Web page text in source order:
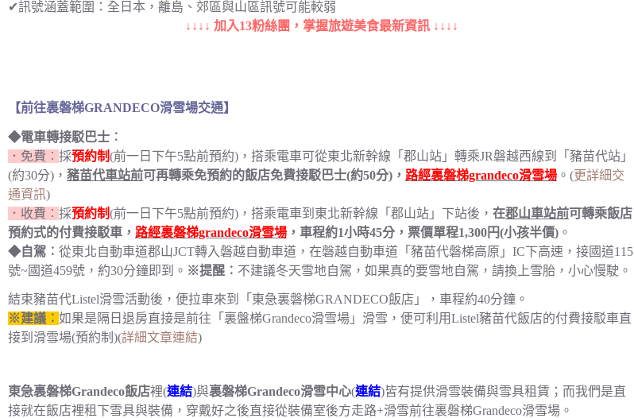
✔訊號涵蓋範圍：全日本，離島、郊區與山區訊號可能較弱
↓↓↓↓ 加入13粉絲團，掌握旅遊美食最新資訊 ↓↓↓↓
【前往裏磐梯GRANDECO滑雪場交通】
◆電車轉接駁巴士︰
．免費︰ 採預約制(前一日下午5點前預約)，搭乘電車可從東北新幹線「郡山站」轉乘JR磐越西線到「豬苗代站」
(約30分)， 豬苗代車站前可再轉乘免預約的飯店免費接駁巴士(約50分)， 路經裏磐梯grandeco滑雪場 。(更詳細交
通資訊)
．收費︰ 採預約制(前一日下午5點前預約)，搭乘電車到東北新幹線「郡山站」下站後， 在郡山車站前可轉乘飯店
預約式的付費接駁車， 路經裏磐梯grandeco滑雪場 ，車程約1小時45分，票價單程1,300円(小孩半價) 。
◆自駕︰ 從東北自動車道郡山JCT轉入磐越自動車道，在磐越自動車道「豬苗代磐梯高原」IC下高速，接國道115
號~國道459號，約30分鐘即到。 ※提醒︰ 不建議冬天雪地自駕，如果真的要雪地自駕，請換上雪胎，小心慢駛。
結束豬苗代Listel滑雪活動後，便拉車來到「東急裏磐梯GRANDECO飯店」，車程約40分鐘。
※建議︰ 如果是隔日退房直接是前往「裏盤梯Grandeco滑雪場」滑雪，便可利用Listel豬苗代飯店的付費接駁車直
接到滑雪場(預約制)(詳細文章連結)
東急裏磐梯Grandeco飯店裡(連結)與裏磐梯Grandeco滑雪中心(連結)皆有提供滑雪裝備與雪具租賃；而我們是直
接就在飯店裡租下雪具與裝備，穿戴好之後直接從裝備室後方走路+滑雪前往裏磐梯Grandeco滑雪場。